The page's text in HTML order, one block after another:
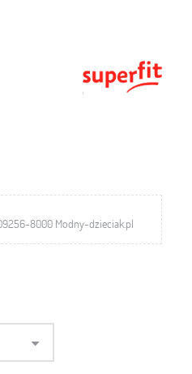
8000 Modny-dzieciak.pl